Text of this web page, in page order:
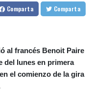
Comparta Comparta
al francés Benoit Paire
del lunes en primera
el comienzo de la gira